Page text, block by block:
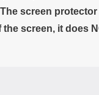
The screen
the screen, it does